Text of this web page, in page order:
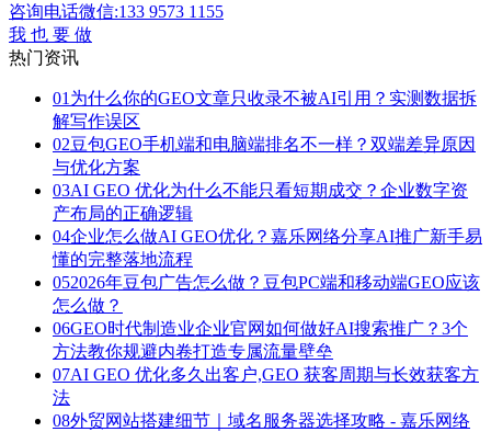
咨询电话微信:133 9573 1155
我 也 要 做
热门资讯
01 为什么你的GEO文章只收录不被AI引用？实测数据拆
解写作误区
02豆包GEO手机端和电脑端排名不一样？双端差异原因
与优化方案
03AI GEO 优化为什么不能只看短期成交？企业数字资
产布局的正确逻辑
04企业怎么做AI GEO优化？嘉乐网络分享AI推广新手易
懂的完整落地流程
052026年豆包广告怎么做？豆包PC端和移动端GEO应该
怎么做？
06GEO时代制造业企业官网如何做好AI搜索推广？3个
方法教你规避内卷打造专属流量壁垒
07AI GEO 优化多久出客户,GEO 获客周期与长效获客方
法
08外贸网站搭建细节｜域名服务器选择攻略 - 嘉乐网络